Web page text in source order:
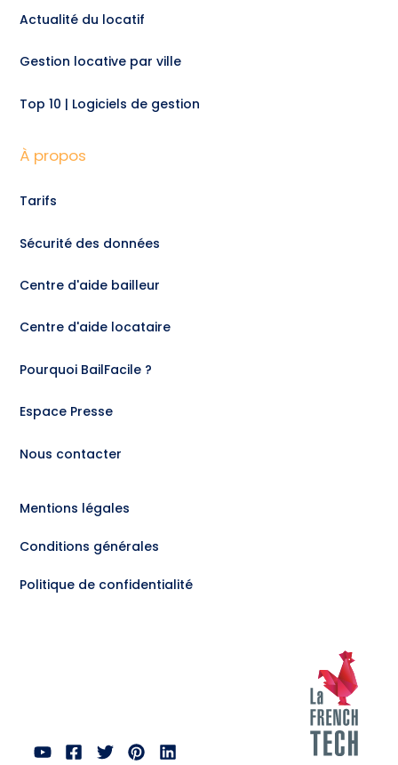
Actualité du locatif
Gestion locative par ville
Top 10 | Logiciels de gestion
À propos
Tarifs
Sécurité des données
Centre d'aide bailleur
Centre d'aide locataire
Pourquoi BailFacile ?
Espace Presse
Nous contacter
Mentions légales
Conditions générales
Politique de confidentialité